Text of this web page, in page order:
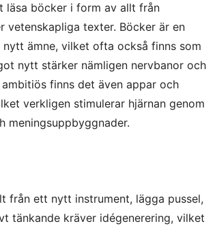
läsa böcker i form av allt från
texter. Böcker är en
ämne, vilket ofta också finns som
nytt stärker nämligen nervbanor och
finns det även appar och
verkligen stimulerar hjärnan genom
från ett nytt instrument, lägga pussel,
tänkande kräver idégenerering, vilket